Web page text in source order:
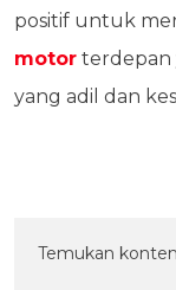
positif untuk
motor terdepan
yang adil dan
Temukan